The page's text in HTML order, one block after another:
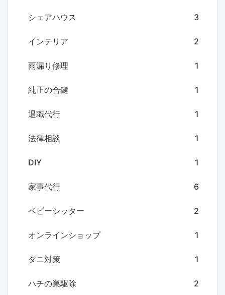
シェアハウス 3
インテリア 2
雨漏り修理 1
純正の合鍵 1
退職代行 1
法律相談 1
DIY 1
家事代行 6
ベビーシッター 2
オンラインショップ 1
ダニ対策 1
ハチの巣駆除 2